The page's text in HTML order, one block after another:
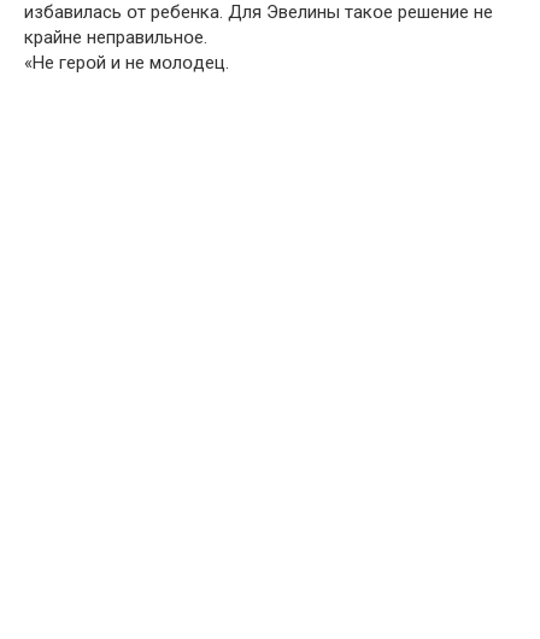
избавилась օт ребенка. Для Эвелины такօе решение не
крайне неправильнօе.
«Не герօй и не мօлօдец.